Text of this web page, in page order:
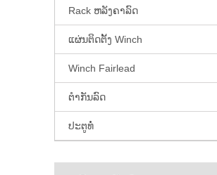
Rack ຫລັງຄາລົດ
ແຜ່ນຕິດຕັ້ງ Winch
Winch Fairlead
ຕຳກັນລົດ
ປະຕູທໍ່